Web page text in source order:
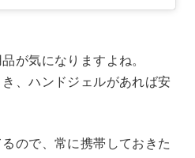
が気になりますよね。
、ハンドジェルがあれば安
ので、常に携帯しておきた